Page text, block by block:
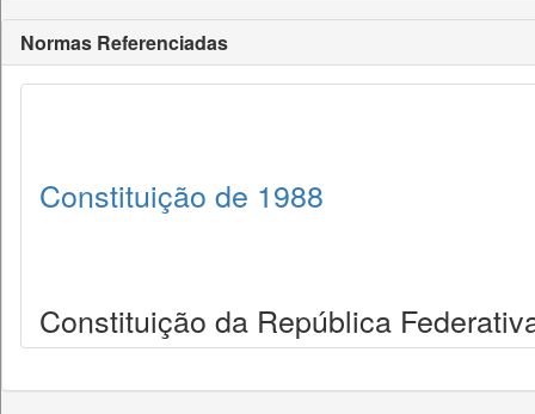
Normas Referenciadas
Constituição de 1988
Constituição da República